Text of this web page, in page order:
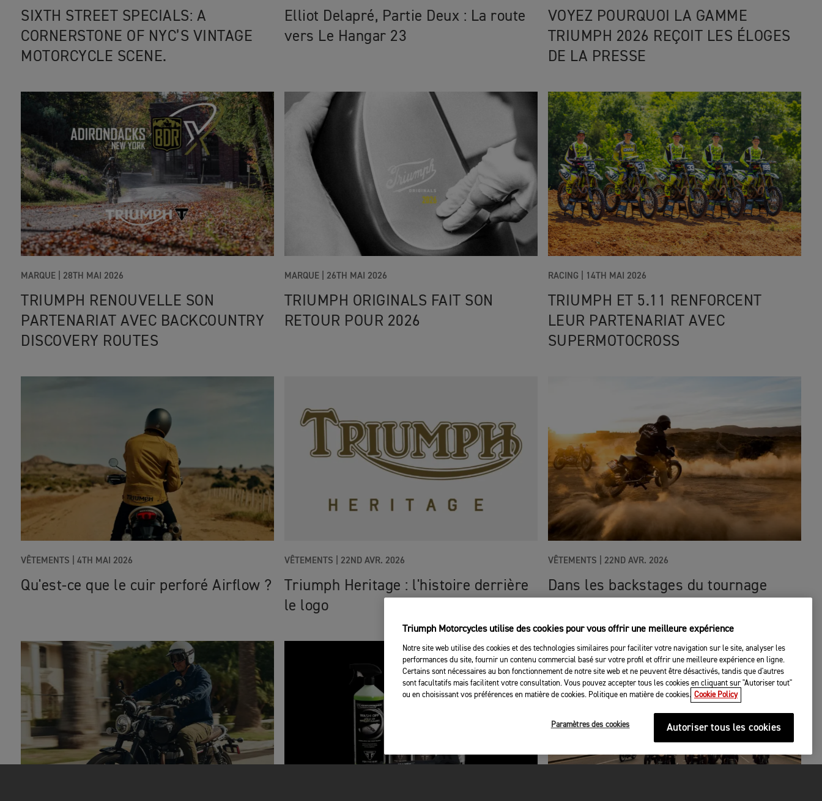
SIXTH STREET SPECIALS: A
CORNERSTONE OF NYC’S VINTAGE
MOTORCYCLE SCENE.
Elliot Delapré, Partie Deux : La route
vers Le Hangar 23
VOYEZ POURQUOI LA GAMME
TRIUMPH 2026 REÇOIT LES ÉLOGES
DE LA PRESSE
MARQUE 28TH MAI 2026
TRIUMPH RENOUVELLE SON
PARTENARIAT AVEC BACKCOUNTRY
DISCOVERY ROUTES
MARQUE| 26TH MAI 2026
TRIUMPH ORIGINALS FAIT SON
RETOUR POUR 2026
RACING| 14TH MAI 2026
TRIUMPH ET 5.11 RENFORCENT
LEUR PARTENARIAT AVEC
SUPERMOTOCROSS
VÊTEMENTS 4TH MAI 2026
Qu'est-ce que le cuir perforé Airflow ?
VÊTEMENTS 22ND AVR. 2026
Triumph Heritage : l'histoire derrière
le logo
VÊTEMENTS 22ND AVR. 2026
Dans les backstages du tournage
Triumph Motorcycles utilise des cookies pour vous offrir une meilleure expérience
Notre site web utilise des cookies et des technologies similaires pour faciliter votre navigation sur le site, analyser les
performances du site, fournir un contenu commercial basé sur votre profil et offrir une meilleure expérience en ligne.
Certains sont nécessaires au bon fonctionnement de notre site web et ne peuvent être désactivés, tandis que d'autres
sont facultatifs mais facilitent votre consultation. Vous pouvez accepter tous les cookies en cliquant sur "Autoriser tout"
ou en choisissant vos préférences en matière de cookies. Politique en matière de cookies. Cookie Policy
Paramètres des cookies Autoriser tous les cookies